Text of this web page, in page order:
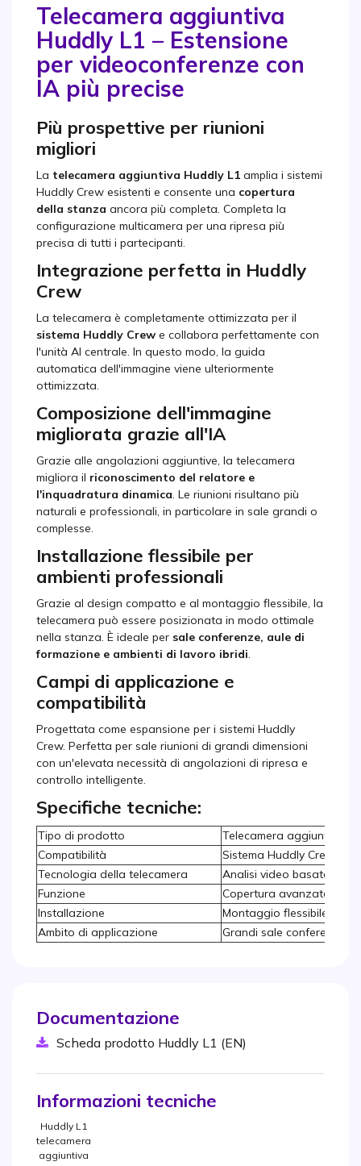
Telecamera aggiuntiva
Huddly L1 – Estensione
per videoconferenze con
IA più precise
Più prospettive per riunioni
migliori
La telecamera aggiuntiva Huddly L1 amplia i sistemi
Huddly Crew esistenti e consente una copertura
della stanza ancora più completa. Completa la
configurazione multicamera per una ripresa più
precisa di tutti i partecipanti.
Integrazione perfetta in Huddly
Crew
La telecamera è completamente ottimizzata per il
sistema Huddly Crew e collabora perfettamente con
l'unità AI centrale. In questo modo, la guida
automatica dell'immagine viene ulteriormente
ottimizzata.
Composizione dell'immagine
migliorata grazie all'IA
Grazie alle angolazioni aggiuntive, la telecamera
migliora il riconoscimento del relatore e
l'inquadratura dinamica . Le riunioni risultano più
naturali e professionali, in particolare in sale grandi o
complesse.
Installazione flessibile per
ambienti professionali
Grazie al design compatto e al montaggio flessibile, la
telecamera può essere posizionata in modo ottimale
nella stanza. È ideale per sale conferenze, aule di
formazione e ambienti di lavoro ibridi
Campi di applicazione e
compatibilità
Progettata come espansione per i sistemi Huddly
Crew. Perfetta per sale riunioni di grandi dimensioni
con un'elevata necessità di angolazioni di ripresa e
controllo intelligente.
Specifiche tecniche:
Tipo di prodotto
Telecamera aggiuntiva
Compatibilità
Sistema Huddly Crew
Tecnologia della telecamera
Analisi video basata
Funzione
Copertura avanzata
Installazione
Montaggio flessibile
Ambito di applicazione
Grandi sale conferenze
Documentazione
Scheda prodotto Huddly L1 (EN)
Informazioni tecniche
Huddly L1
telecamera
aggiuntiva